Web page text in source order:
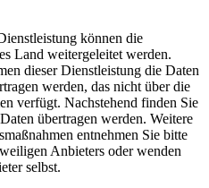
können die
Land weitergeleitet werden.
dieser Dienstleistung die Daten
werden, das nicht über die
verfügt. Nachstehend finden Sie
übertragen werden. Weitere
entnehmen Sie bitte
Anbieters oder wenden
selbst.